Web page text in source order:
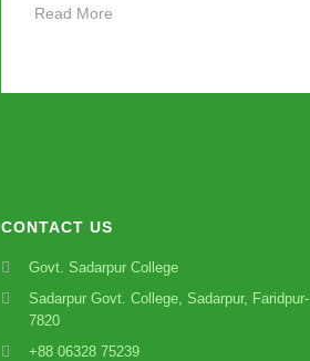
Read More
CONTACT US
Govt. Sadarpur College
Sadarpur Govt. College, Sadarpur, Faridpur-
7820
+88 06328 75239